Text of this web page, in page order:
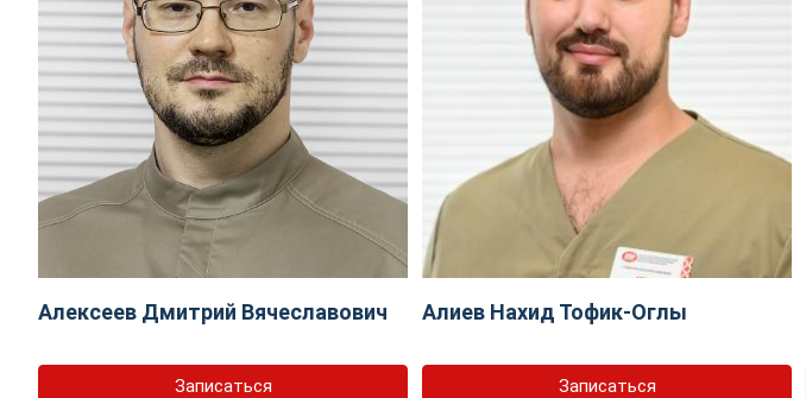
Алексеев Дмитрий Вячеславович
Записаться
Алиев Нахид Тофик-Оглы
Записаться